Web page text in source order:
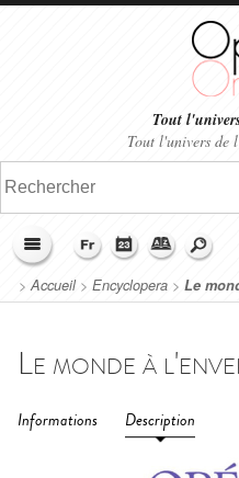
Tout
Tout l'univers de
>Accueil> Encyclopera > Le
(2019)
Informations Description